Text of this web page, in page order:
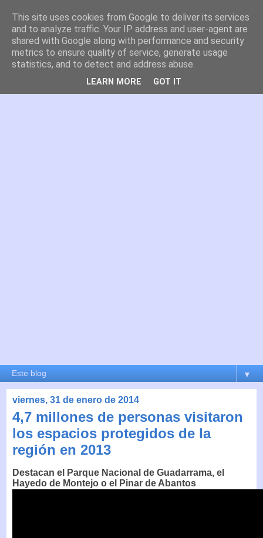
es por madrid
El blog de Madrid y su actualidad, proyectos, transporte,
movilidad, arquitectura, participación, medio ambiente,
educación, empleo, ...
▼
viernes, 31 de enero de 2014
4,7 millones de personas visitaron
los espacios protegidos de la
región en 2013
Destacan el Parque Nacional de Guadarrama, el
Hayedo de Montejo o el Pinar de Abantos
This site uses cookies from Google to deliver its services
and to analyze traffic. Your IP address and user-agent are
shared with Google along with performance and security
metrics to ensure quality of service, generate usage
statistics, and to detect and address abuse.
LEARN MORE GOT IT